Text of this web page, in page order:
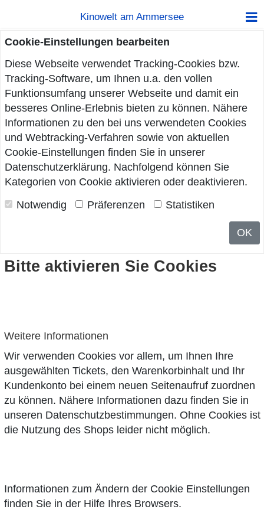
Kinowelt am Ammersee
Cookie-Einstellungen bearbeiten
Diese Webseite verwendet Tracking-Cookies bzw.
Tracking-Software, um Ihnen u.a. den vollen
Funktionsumfang unserer Webseite und damit ein
besseres Online-Erlebnis bieten zu können. Nähere
Informationen zu den bei uns verwendeten Cookies
und Webtracking-Verfahren sowie von aktuellen
Cookie-Einstellungen finden Sie in unserer
Datenschutzerklärung. Nachfolgend können Sie
Kategorien von Cookie aktivieren oder deaktivieren.
Notwendig
Präferenzen Statistiken
OK
Bitte aktivieren Sie Cookies
Weitere Informationen
Wir verwenden Cookies vor allem, um Ihnen Ihre
ausgewählten Tickets, den Warenkorbinhalt und Ihr
Kundenkonto bei einem neuen Seitenaufruf zuordnen
zu können. Nähere Informationen dazu finden Sie in
unseren Datenschutzbestimmungen. Ohne Cookies ist
die Nutzung des Shops leider nicht möglich.
Informationen zum Ändern der Cookie Einstellungen
finden Sie in der Hilfe Ihres Browsers.